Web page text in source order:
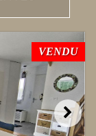
VENDU